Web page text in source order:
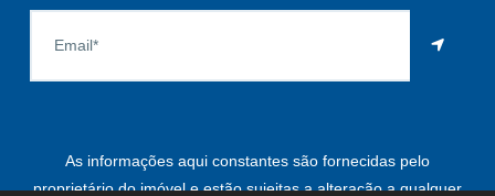
As informações aqui constantes são fornecidas pelo
proprietário do imóvel e estão sujeitas a alteração a qualquer